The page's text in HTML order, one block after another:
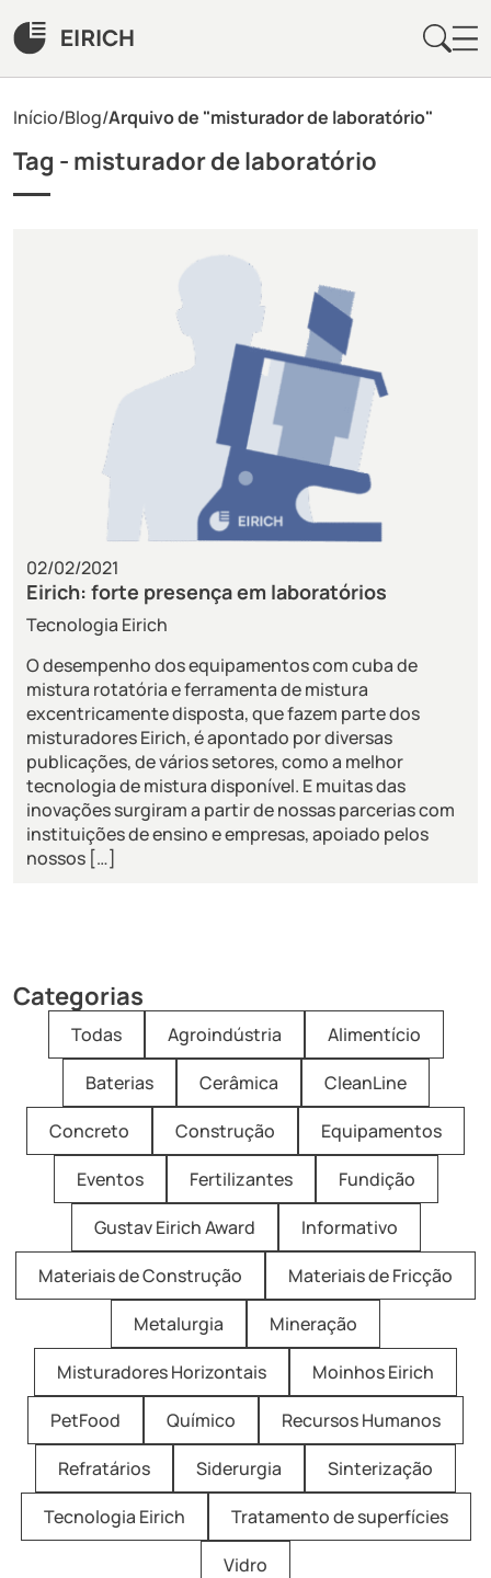
Início/Blog/Arquivo de "misturador de laboratório"
Tag - misturador de laboratório
02/02/2021
Eirich: forte presença em laboratórios
Tecnologia Eirich
O desempenho dos equipamentos com cuba de
mistura rotatória e ferramenta de mistura
excentricamente disposta, que fazem parte dos
misturadores Eirich, é apontado por diversas
publicações, de vários setores, como a melhor
tecnologia de mistura disponível. E muitas das
inovações surgiram a partir de nossas parcerias com
instituições de ensino e empresas, apoiado pelos
nossos […]
Categorias
Todas Agroindústria
Alimentício
Baterias
Cerâmica
CleanLine
Concreto
Construção
Equipamentos
Eventos
Fertilizantes
Fundição
Gustav Eirich Award
Informativo
Materiais de Construção
Materiais de Fricção
Metalurgia
Mineração
Misturadores Horizontais
Moinhos Eirich
PetFood
Químico
Recursos Humanos
Refratários
Siderurgia
Sinterização
Tecnologia Eirich
Tratamento de superfícies
Vidro